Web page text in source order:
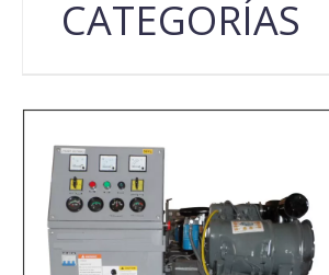
CATEGORÍAS